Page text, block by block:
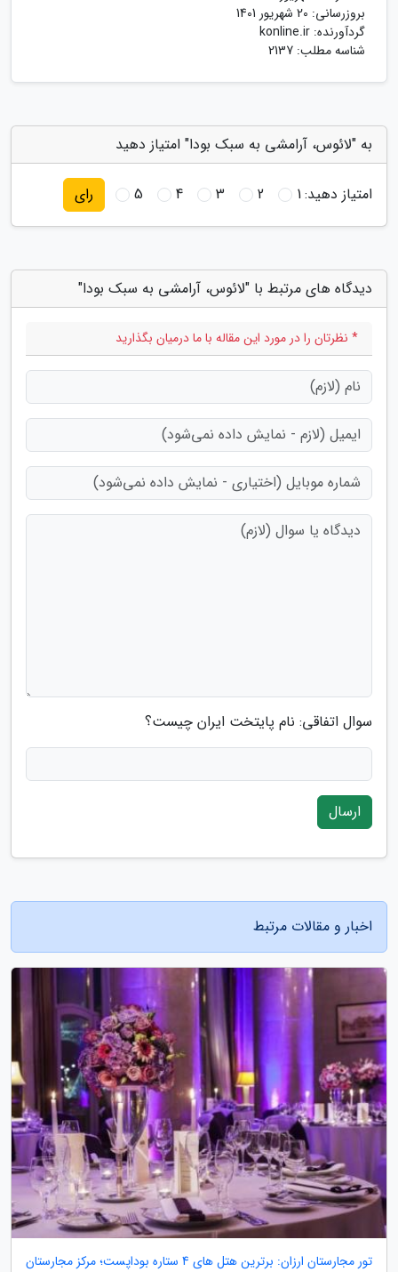
بروزرسانی: 20 شهریور 1401
گردآورنده: konline.ir
شناسه مطلب: 2137
به "لائوس، آرامشی به سبک بودا" امتیاز دهید
امتیاز دهید:1
2
3
4
5 رای
دیدگاه های مرتبط با "لائوس، آرامشی به سبک بودا"
* نظرتان را در مورد این مقاله با ما درمیان بگذارید
سوال اتفاقی: نام پایتخت ایران چیست؟
ارسال
اخبار و مقالات مرتبط
تور مجارستان ارزان: برترین هتل های 4 ستاره بوداپست؛ مرکز مجارستان